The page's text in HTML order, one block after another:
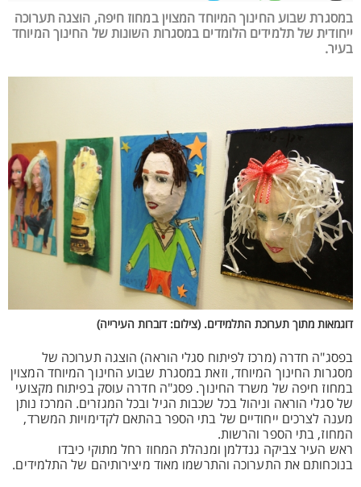
במסגרת שבוע החינוך המיוחד המצוין במחוז חיפה, הוצגה תערוכה
ייחודית של תלמידים הלומדים במסגרות השונות של החינוך המיוחד
בעיר.
דוגמאות מתוך תערוכת התלמידים. (צילום: דוברות העירייה)
בפסג"ה חדרה (מרכז לפיתוח סגלי הוראה) הוצגה תערוכה של
מסגרות החינוך המיוחד, וזאת במסגרת שבוע החינוך המיוחד המצוין
במחוז חיפה של משרד החינוך. פסג"ה חדרה עוסק בפיתוח מקצועי
של סגלי הוראה וניהול בכל שכבות הגיל ובכל המגזרים. המרכז נותן
מענה לצרכים ייחודיים של בתי הספר בהתאם לקדימויות המשרד,
המחוז, בתי הספר והרשות.
ראש העיר צביקה גנדלמן ומנהלת המחוז רחל מתוקי כיבדו
בנוכחותם את התערוכה והתרשמו מאוד מיצירותיהם של התלמידים.